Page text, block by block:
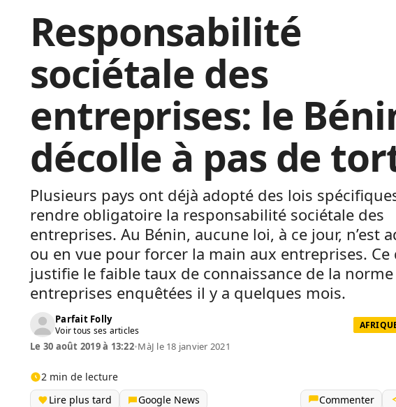
Responsabilité
sociétale des
entreprises: le
décolle à pas de
Plusieurs pays ont déjà adopté des lois
rendre obligatoire la responsabilité sociétale des
entreprises. Au Bénin, aucune loi, à ce jour, n’est
ou en vue pour forcer la main aux entreprises. Ce
justifie le faible taux de connaissance de la
entreprises enquêtées il y a quelques mois.
Parfait Folly
Voir tous ses articles
Le 30 août 2019 à 13:22•MàJ le 18 janvier 2021
2 min de lecture
Lire plus tard
Google News Commenter